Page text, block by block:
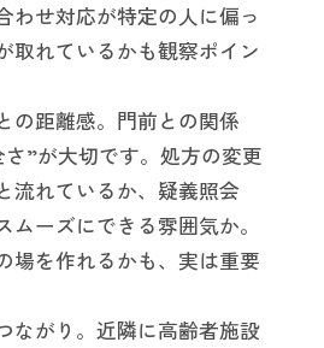
わせ対応が特定の人に偏っ
取れているかも観察ポイン
の距離感。門前との関係
”が大切です。処方の変更
流れているか、疑義照会
ムーズにできる雰囲気か。
場を作れるかも、実は重要
ながり。近隣に高齢者施設